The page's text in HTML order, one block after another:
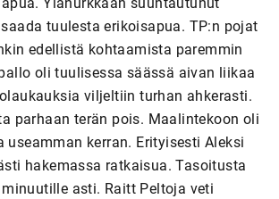
tuulesta erikoisapua. TP:n pojat
edellistä kohtaamista paremmin
oli tuulisessa säässä aivan liikaa
viljeltiin turhan ahkerasti.
parhaan terän pois. Maalintekoon oli
useamman kerran. Erityisesti Aleksi
hakemassa ratkaisua. Tasoitusta
asti. Raitt Peltoja veti